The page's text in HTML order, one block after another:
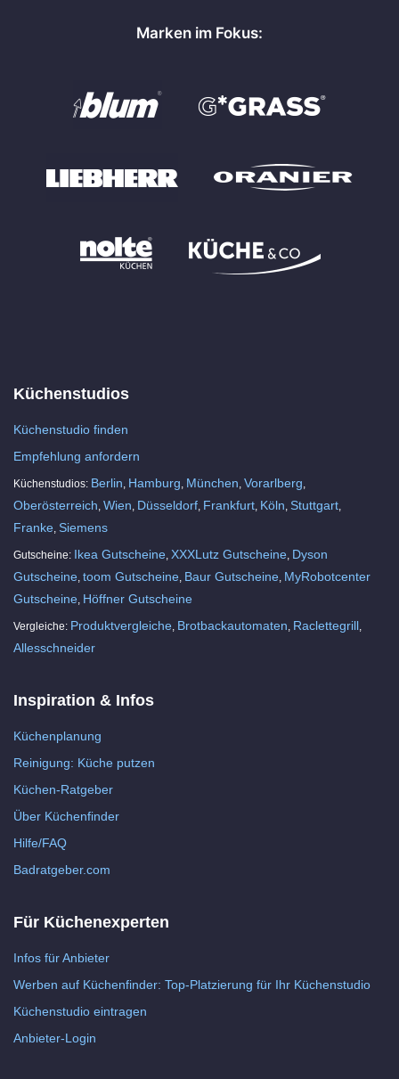
Marken im Fokus:
Küchenstudios
Küchenstudio finden
Empfehlung anfordern
Küchenstudios: Berlin Hamburg München Vorarlberg
Oberösterreich Wien Düsseldorf Frankfurt Köln Stuttgart
Franke Siemens
Gutscheine: Ikea Gutscheine XXXLutz Gutscheine Dyson
Gutscheine toom Gutscheine Baur Gutscheine MyRobotcenter
Gutscheine Höffner Gutscheine
Vergleiche: Produktvergleiche Brotbackautomaten Raclettegrill
Allesschneider
Inspiration & Infos
Küchenplanung
Reinigung: Küche putzen
Küchen-Ratgeber
Über Küchenfinder
Hilfe/FAQ
Badratgeber.com
Für Küchenexperten
Infos für Anbieter
Werben auf Küchenfinder: Top-Platzierung für Ihr Küchenstudio
Küchenstudio eintragen
Anbieter-Login